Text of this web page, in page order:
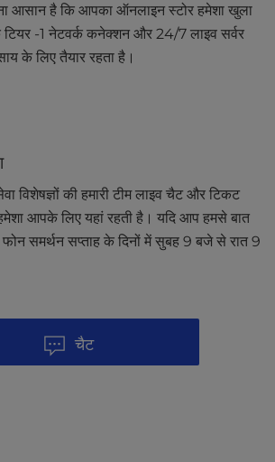
आसान है कि आपका ऑनलाइन स्टोर हमेशा खुला
-1 नेटवर्क कनेक्शन और 24/7 लाइव सर्वर
के लिए तैयार रहता है।
विशेषज्ञों की हमारी टीम लाइव चैट और टिकट
आपके लिए यहां रहती है। यदि आप हमसे बात
समर्थन सप्ताह के दिनों में सुबह 9 बजे से रात 9
चैट